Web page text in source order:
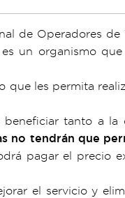
de Operadores de
un organismo
les permita
tanto a la
no tendrán que
pagar el precio
el servicio y